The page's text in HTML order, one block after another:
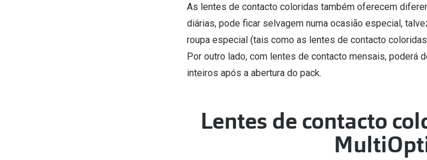
As lentes de contacto coloridas também oferecem
diárias, pode ficar selvagem numa ocasião especial,
roupa especial (tais como as lentes de contacto
Por outro lado, com lentes de contacto mensais, poderá
inteiros após a abertura do pack.
Lentes de contacto